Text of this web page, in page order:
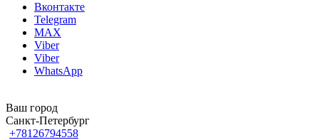
Вконтакте
Telegram
MAX
Viber
Viber
WhatsApp
Ваш город
Санкт-Петербург
+78126794558